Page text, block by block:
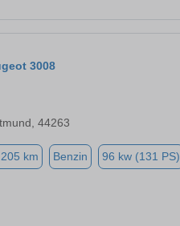
3008
44263
km Benzin 96 kw (131 PS)